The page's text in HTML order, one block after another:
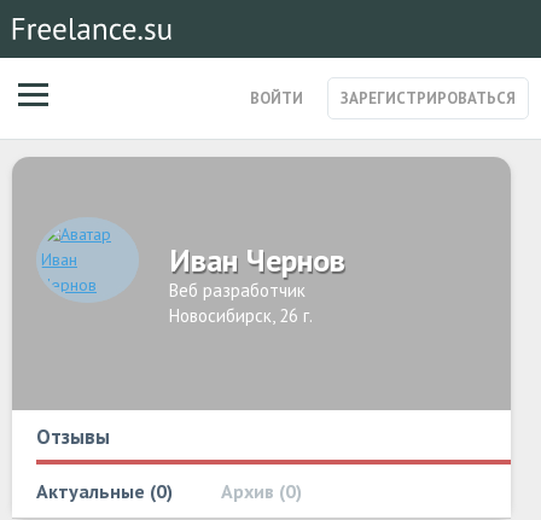
ВОЙТИ ЗАРЕГИСТРИРОВАТЬСЯ
СПЕЦИАЛИСТЫ
СТАРТАПЫ
ПОСТЫ
Иван Чернов
Веб разработчик
Новосибирск, 26 г.
Отзывы
Актуальные 0 Архив 0